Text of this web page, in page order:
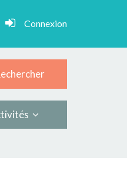
Connexion